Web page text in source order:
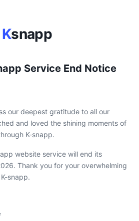
Ksnapp
Service End Notice
our deepest gratitude to all our
and loved the shining moments of
K-snapp.
website service will end its
Thank you for your overwhelming
snapp.